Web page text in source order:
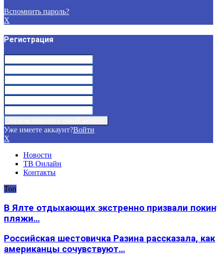
Вспомнить пароль?
X
Регистрация
Уже имеете аккаунт?Войти
X
Новости
ТВ Онлайн
Контакты
Топ
В Ялте отдыхающих экстренно призвали
пляжи…
Российская шестовичка Разина рассказала, как
американцы сочувствуют…